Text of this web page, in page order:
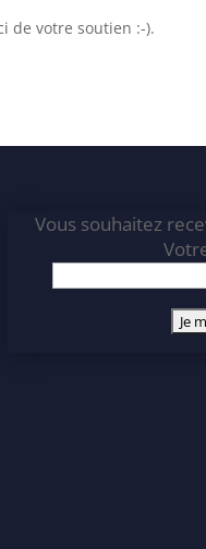
de votre soutien :-).
Vous souhaitez